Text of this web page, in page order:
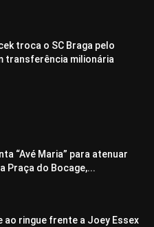
troca o SC Braga pelo
transferência milionária
“Avé Maria” para atenuar
Praça do Bocage,...
ao ringue frente a Joey Essex